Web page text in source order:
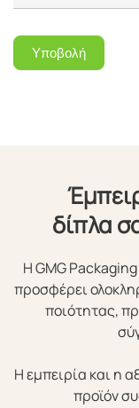
Υποβολή
δίπλα
Η GMG
προσφέρει
ποιότητας,
Η εμπειρία και η
προϊόν